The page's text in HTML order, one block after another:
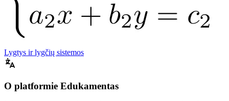
Lygtys ir lygčių sistemos
O platformie Edukamentas